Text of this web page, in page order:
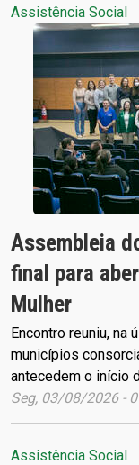
Assistência Social
Assembleia
final para
Mulher
Encontro reuniu,
municípios
antecedem o início
Seg, 03/08/2026 -
Assistência Social